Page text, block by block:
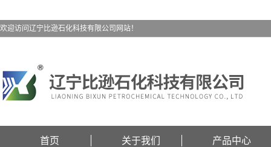
欢迎访问辽宁比逊石化科技有限公司网站！
首页 关于我们 产品中心